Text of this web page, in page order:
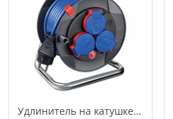
Удлинитель на катушке 15 м Brennenstuhl Garant (1079850)